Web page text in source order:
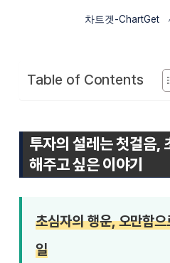
차트겟-ChartGet
Table of Contents
투자의 설레는 첫걸음,
해주고 싶은 이야기
초심자의 행운, 오만함
일